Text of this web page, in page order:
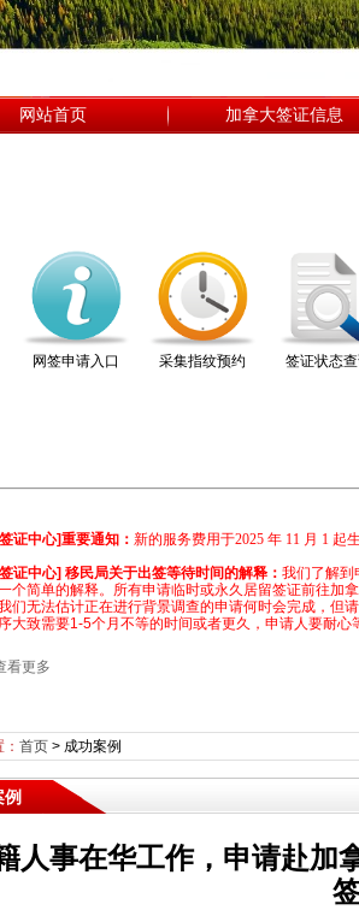
网站首页 加拿大签证信息
网签申请入口 采集指纹预约 签证状态
证中心]重要通知： 新的服务费用于2025 年 11 月 1 起生
证中心] 移民局关于出签等待时间的解释： 我们了解到
个简单的解释。所有申请临时或永久居留签证前往加
们无法估计正在进行背景调查的申请何时会完成，但
大致需要1-5个月不等的时间或者更久，申请人要耐心
看更多
首页> 成功案例
例
人事在华工作，申请赴加